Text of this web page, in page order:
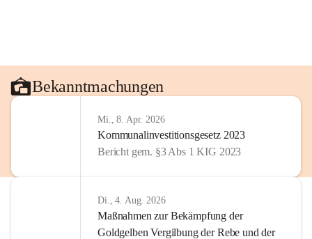
Bekanntmachungen
Mi., 8. Apr. 2026
Kommunalinvestitionsgesetz 2023
Bericht gem. §3 Abs 1 KIG 2023
Di., 4. Aug. 2026
Maßnahmen zur Bekämpfung der
Goldgelben Vergilbung der Rebe und der